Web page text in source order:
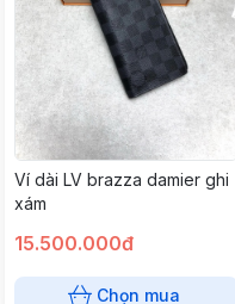
Ví dài LV brazza damier ghi
xám
15.500.000đ
Chọn mua